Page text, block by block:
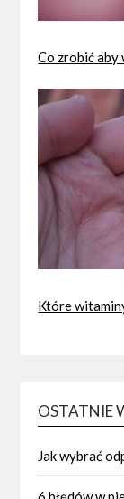
Co zrobić aby
Które
OSTATNIE
Jak wybrać